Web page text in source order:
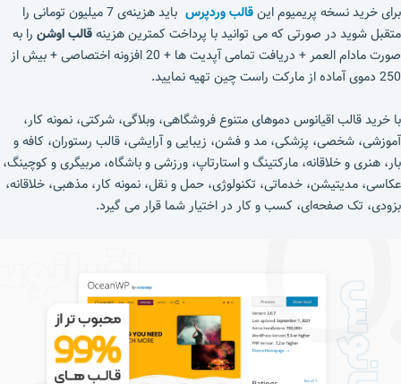
برای خرید نسخه پریمیوم اینقالب وردپرس
باید هزینه‌ی 7 میلیون تومانی را
متقبل شوید در صورتی که می توانید با پرداخت کمترین هزینهقالب اوشن را به
صورت مادام العمر + دریافت تمامی آپدیت ها + 20 افزونه اختصاصی + بیش از
250 دموی آماده از مارکت راست چین تهیه نمایید.
با خرید قالب اقیانوس دموهای متنوع فروشگاهی، وبلاگی، شرکتی، نمونه کار،
آموزشی، شخصی، پزشکی، مد و فشن، زیبایی و آرایشی، قالب رستوران، کافه و
بار، هنری و خلاقانه، مارکتینگ و استارتاپ، ورزشی و باشگاه، مربیگری و کوچینگ،
عکاسی، مدیتیشن، خدماتی، تکنولوژی، حمل و نقل، نمونه کار، مذهبی، خلاقانه،
بزودی، تک صفحه‌ای، کسب و کار در اختیار شما قرار می گیرد.